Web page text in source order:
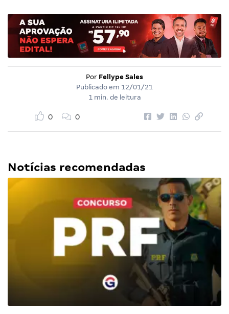
Por Fellype Sales
Publicado em 12/01/21
1 min. de leitura
0 0
Notícias recomendadas